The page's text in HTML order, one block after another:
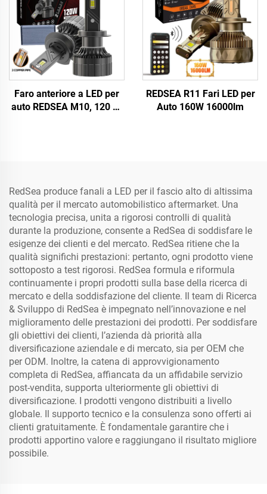
Faro anteriore a LED per
auto REDSEA M10, 120 W,
REDSEA R11 Fari LED per
Auto 160W 16000lm
RedSea produce fanali a LED per il fascio alto di altissima
qualità per il mercato automobilistico aftermarket. Una
tecnologia precisa, unita a rigorosi controlli di qualità
durante la produzione, consente a RedSea di soddisfare le
esigenze dei clienti e del mercato. RedSea ritiene che la
qualità significhi prestazioni: pertanto, ogni prodotto viene
sottoposto a test rigorosi. RedSea formula e riformula
continuamente i propri prodotti sulla base della ricerca di
mercato e della soddisfazione del cliente. Il team di Ricerca
& Sviluppo di RedSea è impegnato nell’innovazione e nel
miglioramento delle prestazioni dei prodotti. Per soddisfare
gli obiettivi dei clienti, l’azienda dà priorità alla
diversificazione aziendale e di mercato, sia per OEM che
per ODM. Inoltre, la catena di approvvigionamento
completa di RedSea, affiancata da un affidabile servizio
post-vendita, supporta ulteriormente gli obiettivi di
diversificazione. I prodotti vengono distribuiti a livello
globale. Il supporto tecnico e la consulenza sono offerti ai
clienti gratuitamente. È fondamentale garantire che i
prodotti apportino valore e raggiungano il risultato migliore
possibile.